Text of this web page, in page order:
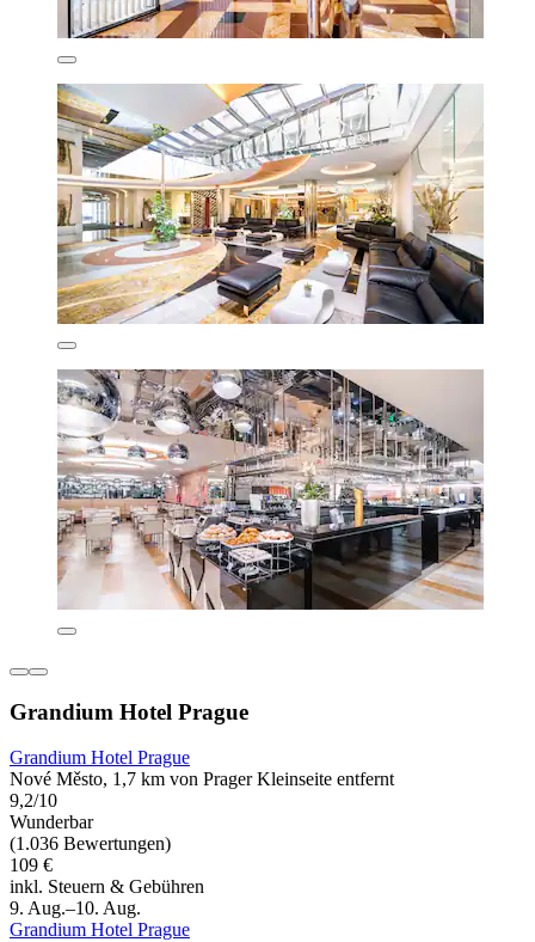
Grandium Hotel Prague
Grandium Hotel Prague
Nové Město, 1,7 km von Prager Kleinseite entfernt
9,2/10
Wunderbar
(1.036 Bewertungen)
109 €
inkl. Steuern & Gebühren
9. Aug.–10. Aug.
Grandium Hotel Prague